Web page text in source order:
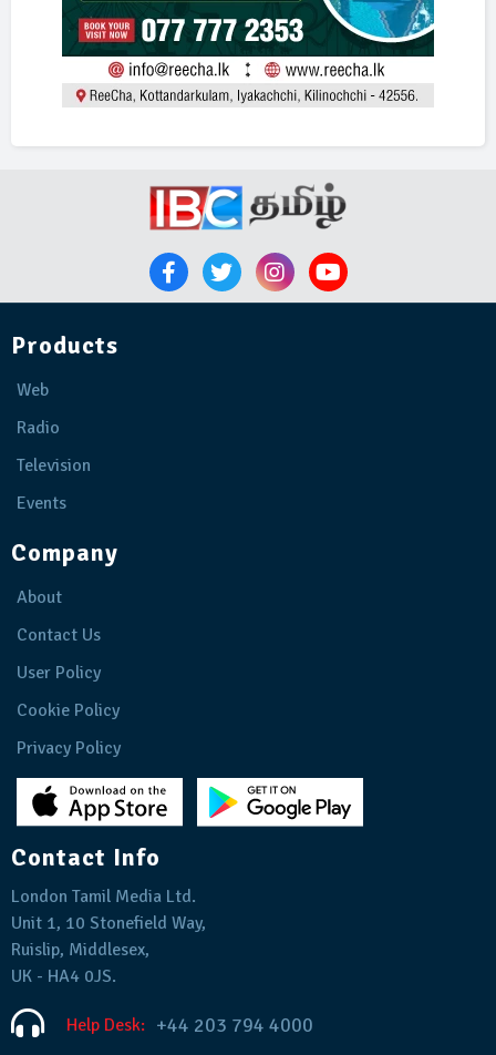
Products
Web
Radio
Television
Events
Company
About
Contact Us
User Policy
Cookie Policy
Privacy Policy
Contact Info
London Tamil Media Ltd.
Unit 1, 10 Stonefield Way,
Ruislip, Middlesex,
UK - HA4 0JS.
Help Desk: +44 203 794 4000